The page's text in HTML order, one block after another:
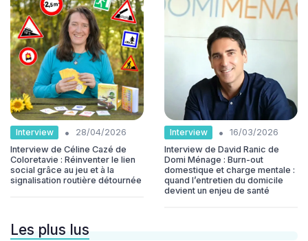
Interview •
28/04/2026
Interview de Céline Cazé de
Coloretavie : Réinventer le lien
social grâce au jeu et à la
signalisation routière détournée
Interview •
16/03/2026
Interview de David Ranic de
Domi Ménage : Burn-out
domestique et charge mentale :
quand l’entretien du domicile
devient un enjeu de santé
Les plus lus